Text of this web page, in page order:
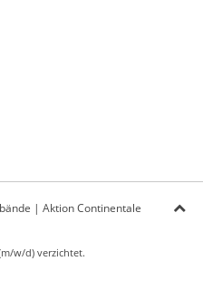
| Aktion Continentale
w/d) verzichtet.